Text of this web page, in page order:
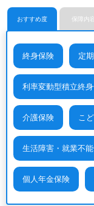
メディケア生命保険株式会社
おすすめ度 保障内
終身保険 定
利率変動型積立終
介護保険 こ
生活障害・就業不
個人年金保険